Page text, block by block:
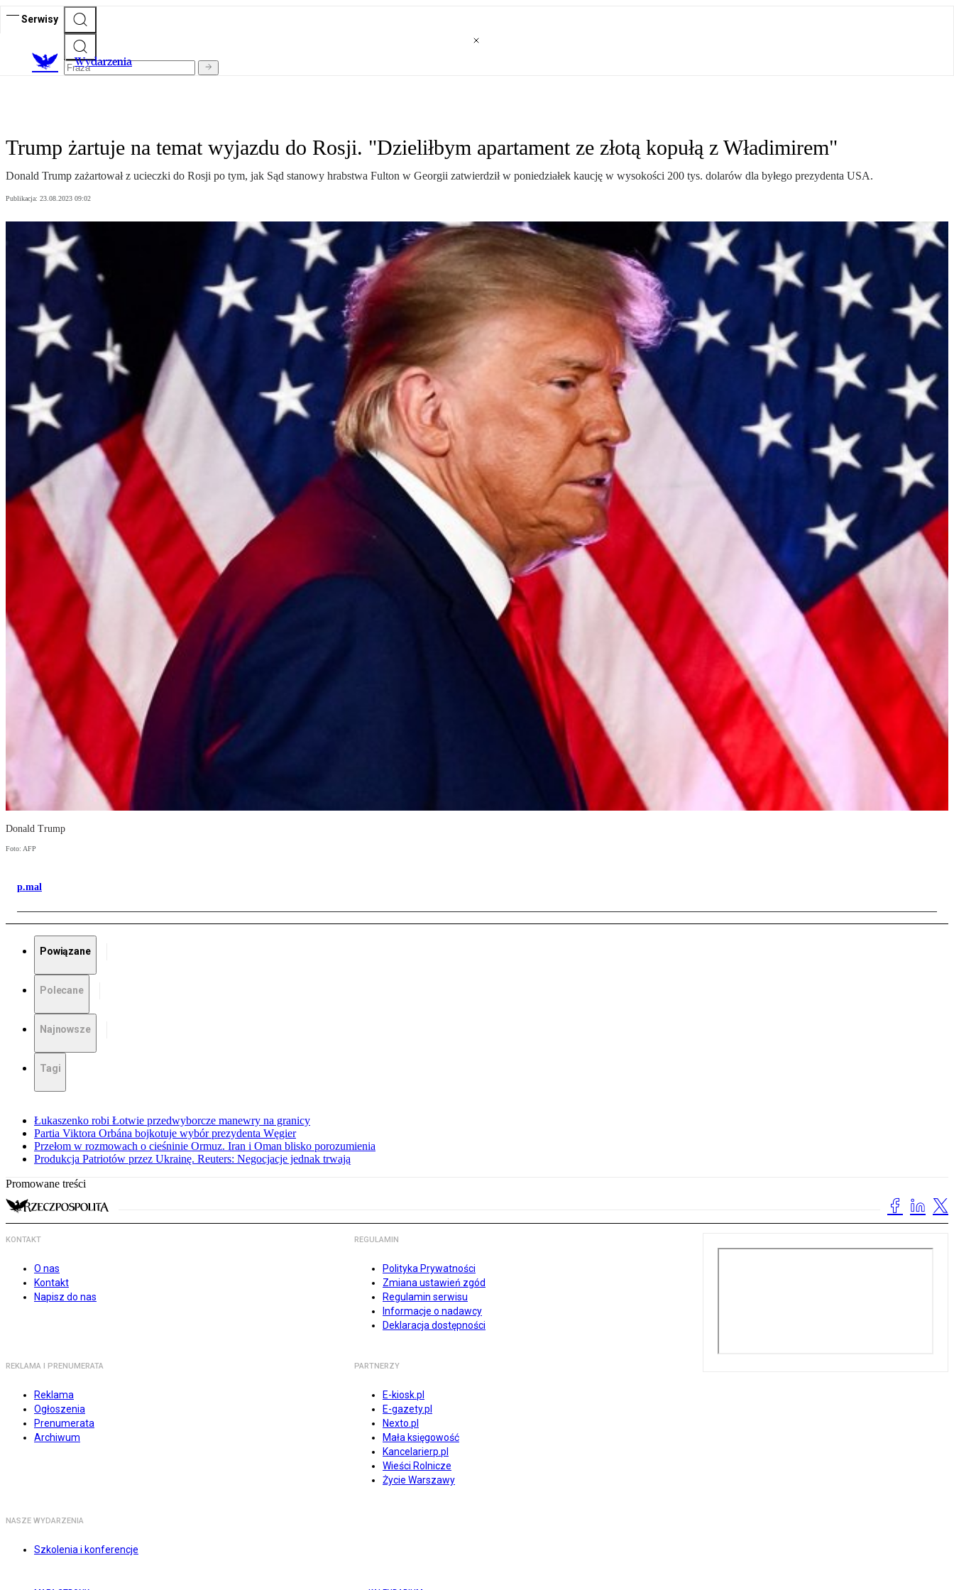
Serwisy
Wydarzenia
Trump żartuje na temat wyjazdu do Rosji. "Dzieliłbym apartament ze złotą kopułą z Władimirem"
Donald Trump zażartował z ucieczki do Rosji po tym, jak Sąd stanowy hrabstwa Fulton w Georgii zatwierdził w poniedziałek kaucję w wysokości 200 tys. dolarów dla byłego prezydenta USA.
Publikacja: 23.08.2023 09:02
Donald Trump
Foto: AFP
p.mal
Powiązane
Polecane
Najnowsze
Tagi
Łukaszenko robi Łotwie przedwyborcze manewry na granicy
Partia Viktora Orbána bojkotuje wybór prezydenta Węgier
Przełom w rozmowach o cieśninie Ormuz. Iran i Oman blisko porozumienia
Produkcja Patriotów przez Ukrainę. Reuters: Negocjacje jednak trwają
Promowane treści
KONTAKT
O nas
Kontakt
Napisz do nas
REGULAMIN
Polityka Prywatności
Zmiana ustawień zgód
Regulamin serwisu
Informacje o nadawcy
Deklaracja dostępności
REKLAMA I PRENUMERATA
Reklama
Ogłoszenia
Prenumerata
Archiwum
PARTNERZY
E-kiosk.pl
E-gazety.pl
Nexto.pl
Mała księgowość
Kancelarierp.pl
Wieści Rolnicze
Życie Warszawy
NASZE WYDARZENIA
Szkolenia i konferencje